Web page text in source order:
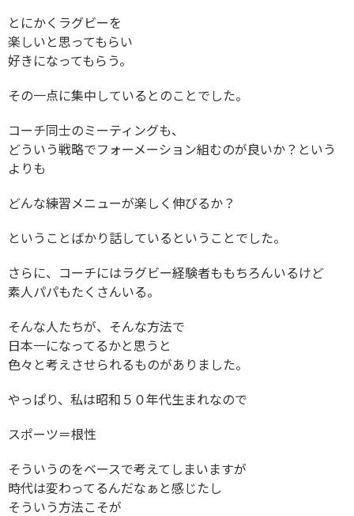
とにかくラグビーを
楽しいと思ってもらい
好きになってもらう。
その一点に集中しているとのことでした。
コーチ同士のミーティングも、
どういう戦略でフォーメーション組むのが良いか？という
よりも
どんな練習メニューが楽しく伸びるか？
ということばかり話しているということでした。
さらに、コーチにはラグビー経験者ももちろんいるけど
素人パパもたくさんいる。
そんな人たちが、そんな方法で
日本一になってるかと思うと
色々と考えさせられるものがありました。
やっぱり、私は昭和５０年代生まれなので
スポーツ＝根性
そういうのをベースで考えてしまいますが
時代は変わってるんだなぁと感じたし
そういう方法こそが